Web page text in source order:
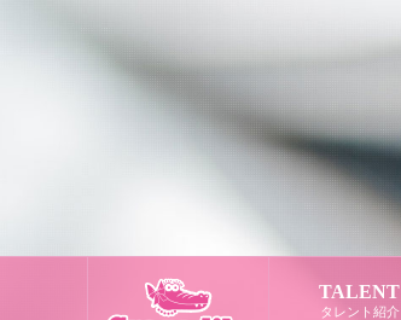
TALENT
タレント紹介